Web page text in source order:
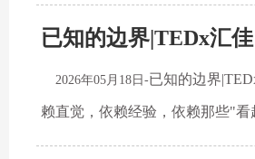
已知的边界|TEDx汇
2026年05月18日-已知的边界
赖直觉，依赖经验，依赖那些"